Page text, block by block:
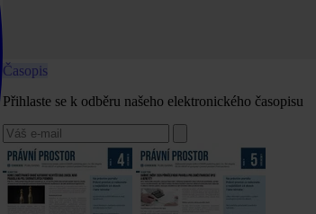
Časopis
Přihlaste se k odběru našeho elektronického časopisu